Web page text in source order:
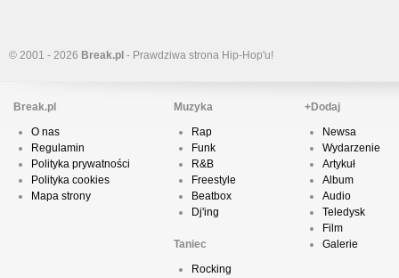
© 2001 - 2026 Break.pl - Prawdziwa strona Hip-Hop'u!
Break.pl
O nas
Regulamin
Polityka prywatności
Polityka cookies
Mapa strony
Muzyka
Rap
Funk
R&B
Freestyle
Beatbox
Dj'ing
Taniec
Rocking
+Dodaj
Newsa
Wydarzenie
Artykuł
Album
Audio
Teledysk
Film
Galerie